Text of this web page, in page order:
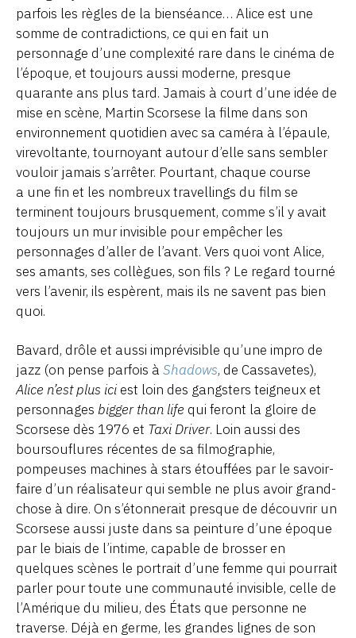
parfois les règles de la bienséance… Alice est une
somme de contradictions, ce qui en fait un
personnage d’une complexité rare dans le cinéma de
l’époque, et toujours aussi moderne, presque
quarante ans plus tard. Jamais à court d’une idée de
mise en scène, Martin Scorsese la filme dans son
environnement quotidien avec sa caméra à l’épaule,
virevoltante, tournoyant autour d’elle sans sembler
vouloir jamais s’arrêter. Pourtant, chaque course
a une fin et les nombreux travellings du film se
terminent toujours brusquement, comme s’il y avait
toujours un mur invisible pour empêcher les
personnages d’aller de l’avant. Vers quoi vont Alice,
ses amants, ses collègues, son fils ? Le regard tourné
vers l’avenir, ils espèrent, mais ils ne savent pas bien
quoi.
Bavard, drôle et aussi imprévisible qu’une impro de
jazz (on pense parfois à Shadows, de Cassavetes),
Alice n’est plus iciest loin des gangsters teigneux et
personnages bigger than life qui feront la gloire de
Scorsese dès 1976 et Taxi Driver. Loin aussi des
boursouflures récentes de sa filmographie,
pompeuses machines à stars étouffées par le savoir-
faire d’un réalisateur qui semble ne plus avoir grand-
chose à dire. On s’étonnerait presque de découvrir un
Scorsese aussi juste dans sa peinture d’une époque
par le biais de l’intime, capable de brosser en
quelques scènes le portrait d’une femme qui pourrait
parler pour toute une communauté invisible, celle de
l’Amérique du milieu, des États que personne ne
traverse. Déjà en germe, les grandes lignes de son